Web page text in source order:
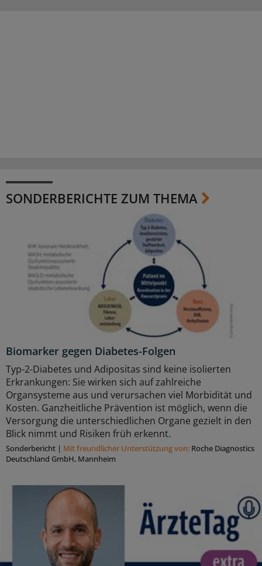
SONDERBERICHTE ZUM THEMA
Biomarker gegen Diabetes-Folgen
Typ-2-Diabetes und Adipositas sind keine isolierten
Erkrankungen: Sie wirken sich auf zahlreiche
Organsysteme aus und verursachen viel Morbidität und
Kosten. Ganzheitliche Prävention ist möglich, wenn die
Versorgung die unterschiedlichen Organe gezielt in den
Blick nimmt und Risiken früh erkennt.
Sonderbericht | Mit freundlicher Unterstützung von: Roche Diagnostics
Deutschland GmbH, Mannheim